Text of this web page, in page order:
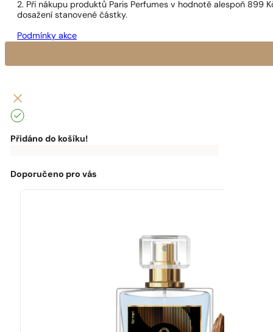
2. Při nákupu produktů Paris Perfumes v hodnotě alespoň
dosažení stanovené částky.
Podmínky akce
Přidáno do košíku!
zdarma
chybí:
Doporučeno pro vás